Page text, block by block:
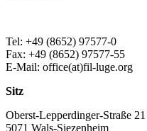
Tel: +49 (8652) 97577-0
Fax: +49 (8652) 97577-55
E-Mail: office(at)fil-luge.org
Sitz
Oberst-Lepperdinger-Straße 21
5071 Wals-Siezenheim